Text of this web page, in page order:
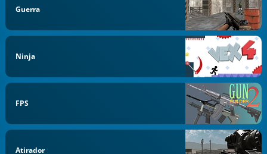
Guerra
Ninja
FPS
Atirador